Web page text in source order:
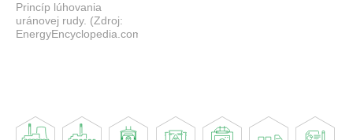
Princíp lúhovania
uránovej rudy. (Zdroj:
EnergyEncyclopedia.com)